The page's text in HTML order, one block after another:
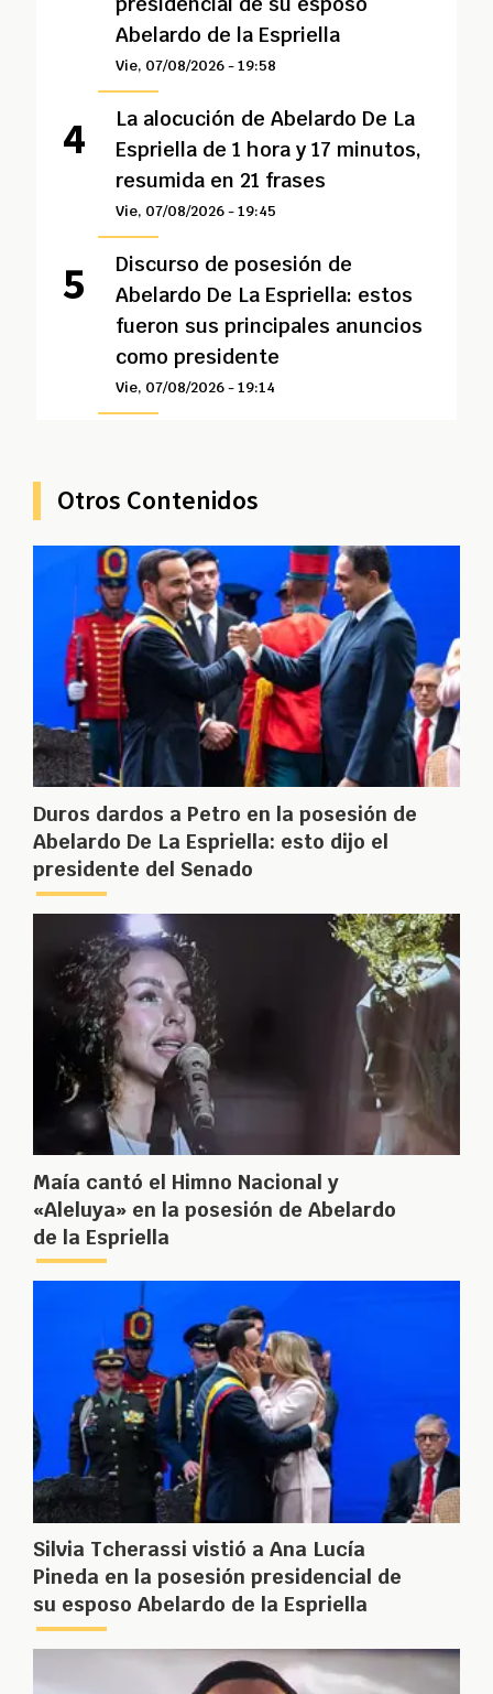
Abelardo de la Espriella
Vie, 07/08/2026 - 19:58
La alocución de Abelardo De La
Espriella de 1 hora y 17 minutos,
resumida en 21 frases
Vie, 07/08/2026 - 19:45
Discurso de posesión de
Abelardo De La Espriella: estos
fueron sus principales anuncios
como presidente
Vie, 07/08/2026 - 19:14
Otros Contenidos
Duros dardos a Petro en la posesión de
Abelardo De La Espriella: esto dijo el
presidente del Senado
Maía cantó el Himno Nacional y
«Aleluya» en la posesión de Abelardo
de la Espriella
Silvia Tcherassi vistió a Ana Lucía
Pineda en la posesión presidencial de
su esposo Abelardo de la Espriella